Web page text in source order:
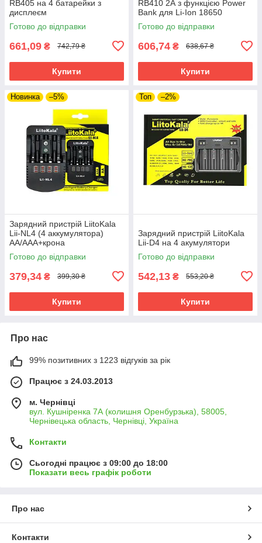
RB405 на 4 батарейки з
дисплеєм
Готово до відправки
661,09 ₴ 742,79 ₴
Купити
RB410 2А з функцією Power
Bank для Li-Ion 18650
Готово до відправки
606,74 ₴ 638,67 ₴
Купити
Новинка –5%
Зарядний пристрій LiitoKala
Lii-NL4 (4 аккумулятора)
AA/AAA+крона
Готово до відправки
379,34 ₴ 399,30 ₴
Купити
Топ –2%
Зарядний пристрій LiitoKala
Lii-D4 на 4 акумулятори
Готово до відправки
542,13 ₴ 553,20 ₴
Купити
Про нас
99% позитивних з 1223 відгуків за рік
Працює з 24.03.2013
м. Чернівці
вул. Кушніренка 7А (колишня Оренбурзька), 58005,
Чернівецька область, Чернівці, Україна
Контакти
Сьогодні працює з 09:00 до 18:00
Показати весь графік роботи
Про нас
Контакти